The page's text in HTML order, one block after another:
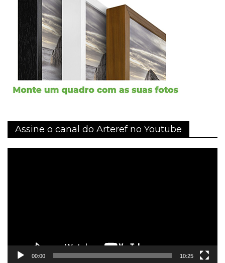
Assine o canal do Arteref no Youtube
00:00 10:25